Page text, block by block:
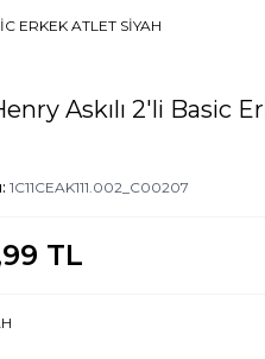
ERKEK ATLET SIYAH
Askılı 2'li Basic
1C11CEAK111.002_C00207
TL